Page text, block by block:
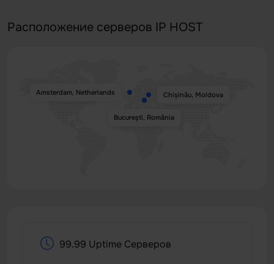
Расположение серверов IP HOST
Amsterdam, Netherlands
București, România
Chișinău, Moldova
99.99 Uptime Серверов